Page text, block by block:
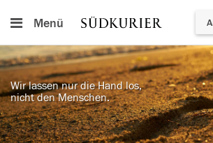
Menü
Wir lassen nur die Hand los,
nicht den Menschen.